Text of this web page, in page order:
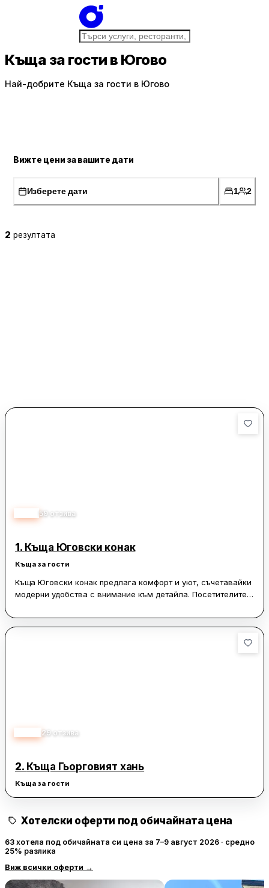
Къща за гости в Югово
Най-добрите Къща за гости в Югово
Вижте цени за вашите дати
Изберете дати 1 2
2 резултата
59 отзива
1. Къща Юговски конак
Къща за гости
Къща Юговски конак предлага комфорт и уют, съчетавайки
модерни удобства с внимание към детайла. Посетителите
всичко необходимо за приятен престой. Атмосферата е
спокойна и подходяща за релаксация, което я прави
29 отзива
2. Къща Гьорговият хань
Къща за гости
Хотелски оферти под обичайната цена
63 хотела под обичайната си цена за 7–9 август 2026 · средно
25% разлика
Виж всички оферти →